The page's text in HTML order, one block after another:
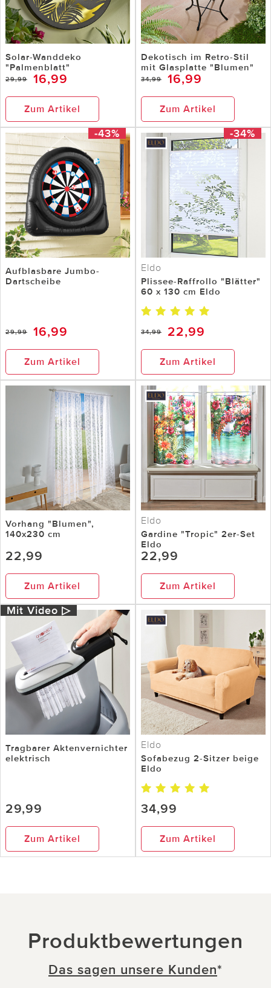
Solar-Wanddeko
"Palmenblatt"
29,99 16,99
Zum Artikel
Dekotisch im Retro-Stil
mit Glasplatte "Blumen"
34,99 16,99
Zum Artikel
-43%
Aufblasbare Jumbo-
Dartscheibe
29,99 16,99
Zum Artikel
-34%
Eldo
Plissee-Raffrollo "Blätter"
60 x 130 cm Eldo
34,99 22,99
Zum Artikel
Vorhang "Blumen",
140x230 cm
22,99
Zum Artikel
Eldo
Gardine "Tropic" 2er-Set
Eldo
22,99
Zum Artikel
Mit Video ▷
Tragbarer Aktenvernichter
elektrisch
29,99
Zum Artikel
Eldo
Sofabezug 2-Sitzer beige
Eldo
34,99
Zum Artikel
Produktbewertungen
Das sagen unsere Kunden*